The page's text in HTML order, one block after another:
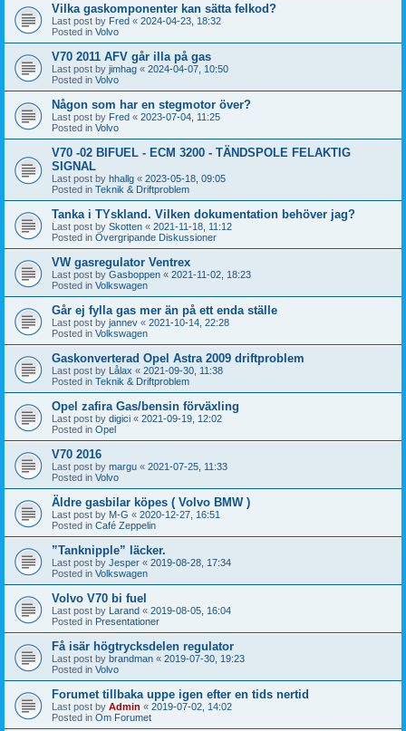
Vilka gaskomponenter kan sätta felkod?
Last post by Fred « 2024-04-23, 18:32
Posted in Volvo
V70 2011 AFV går illa på gas
Last post by jimhag « 2024-04-07, 10:50
Posted in Volvo
Någon som har en stegmotor över?
Last post by Fred « 2023-07-04, 11:25
Posted in Volvo
V70 -02 BIFUEL - ECM 3200 - TÄNDSPOLE FELAKTIG
SIGNAL
Last post by hhallg « 2023-05-18, 09:05
Posted in Teknik & Driftproblem
Tanka i TYskland. Vilken dokumentation behöver jag?
Last post by Skotten « 2021-11-18, 11:12
Posted in Övergripande Diskussioner
VW gasregulator Ventrex
Last post by Gasboppen « 2021-11-02, 18:23
Posted in Volkswagen
Går ej fylla gas mer än på ett enda ställe
Last post by jannev « 2021-10-14, 22:28
Posted in Volkswagen
Gaskonverterad Opel Astra 2009 driftproblem
Last post by Lålax « 2021-09-30, 11:38
Posted in Teknik & Driftproblem
Opel zafira Gas/bensin förväxling
Last post by digici « 2021-09-19, 12:02
Posted in Opel
V70 2016
Last post by margu « 2021-07-25, 11:33
Posted in Volvo
Äldre gasbilar köpes ( Volvo BMW )
Last post by M-G « 2020-12-27, 16:51
Posted in Café Zeppelin
”Tanknipple” läcker.
Last post by Jesper « 2019-08-28, 17:34
Posted in Volkswagen
Volvo V70 bi fuel
Last post by Larand « 2019-08-05, 16:04
Posted in Presentationer
Få isär högtrycksdelen regulator
Last post by brandman « 2019-07-30, 19:23
Posted in Volvo
Forumet tillbaka uppe igen efter en tids nertid
Last post by Admin « 2019-07-02, 14:02
Posted in Om Forumet